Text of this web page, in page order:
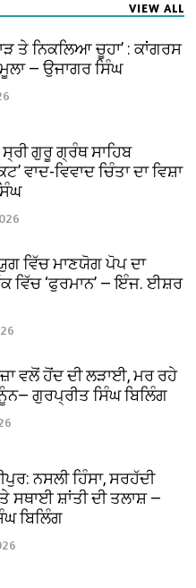
VIEW ALL
ਤੇ ਨਿਕਲਿਆ ਚੂਹਾ’ : ਕਾਂਗਰਸ
— ਉਜਾਗਰ ਸਿੰਘ
ਸ੍ਰੀ ਗੁਰੂ ਗ੍ਰੰਥ ਸਾਹਿਬ
ਵਾਦ-ਵਿਵਾਦ ਚਿੰਤਾ ਦਾ ਵਿਸ਼ਾ
ਵਿੱਚ ਮਾਣਯੋਗ ਪੋਪ ਦਾ
ਵਿੱਚ ‘ਫੁਰਮਾਨ’ — ਇੰਜ. ਈਸ਼ਰ
ਵਲੋਂ ਹੋਂਦ ਦੀ ਲੜਾਈ, ਮਰ ਰਹੇ
ਗੁਰਪ੍ਰੀਤ ਸਿੰਘ ਬਿਲਿੰਗ
ਨਸਲੀ ਹਿੰਸਾ, ਸਰਹੱਦੀ
ਸ਼ਾਂਤੀ ਦੀ ਤਲਾਸ਼ —
ਬਿਲਿੰਗ